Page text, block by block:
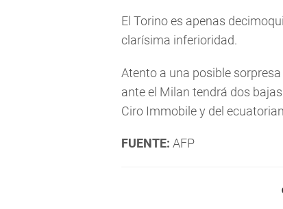
El Torino es apenas
clarísima inferioridad.
Atento a una posible
ante el Milan tendrá dos
Ciro Immobile y del
FUENTE: AFP